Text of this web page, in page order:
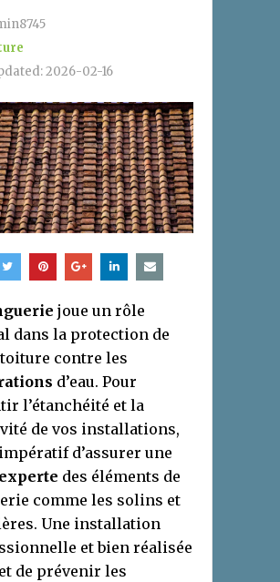
2026-02-16
joue un rôle
dans la protection de
contre les
d’eau. Pour
l’étanchéité et la
de vos installations,
d’assurer une
des éléments de
comme les solins et
Une installation
et bien réalisée
de prévenir les